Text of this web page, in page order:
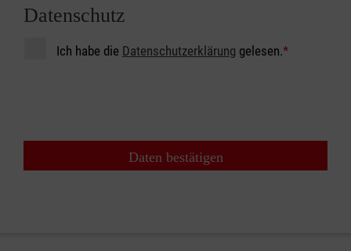
Datenschutz
Ich habe die Datenschutzerklärung gelesen.*
Daten bestätigen